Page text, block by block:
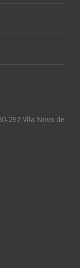
257 Vila Nova de